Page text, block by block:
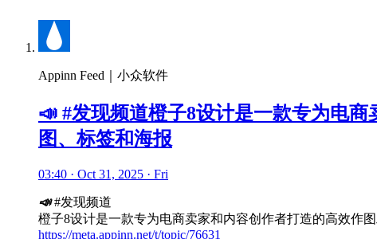
Appinn Feed｜小众软件
📣 #发现频道橙子8设计是一款专为电
图、标签和海报
03:40 · Oct 31, 2025 · Fri
📣#发现频道
橙子8设计是一款专为电商卖家和内容创作者打造的高效作
https://meta.appinn.net/t/topic/76631